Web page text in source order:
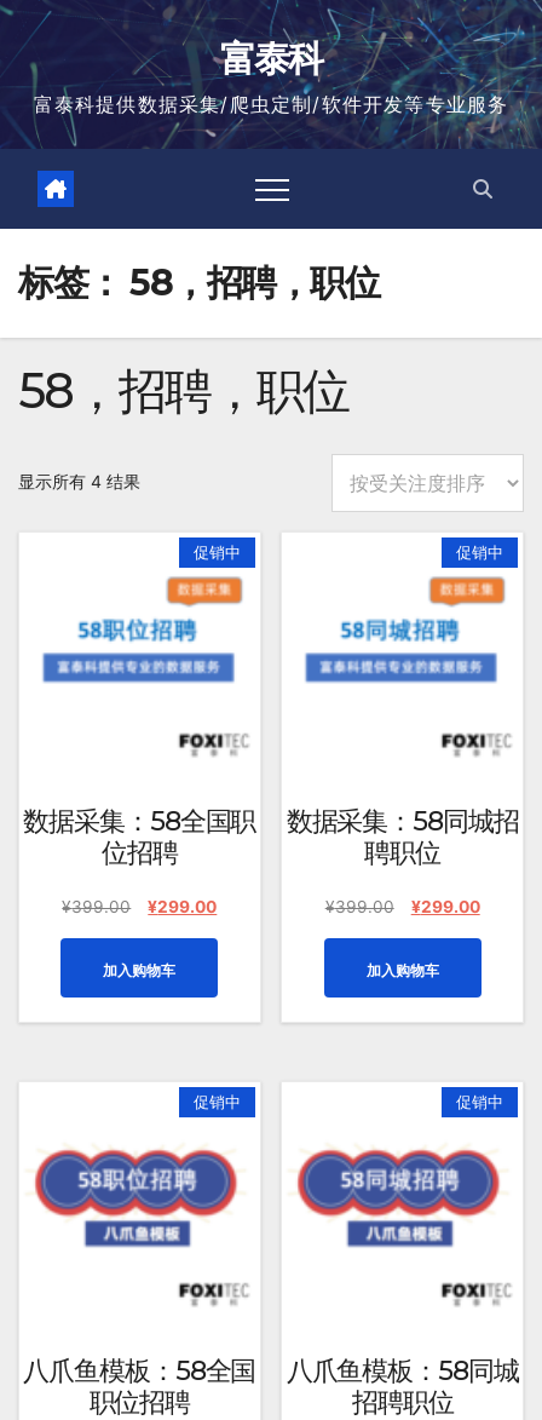
跳
富泰科
富泰科提供数据采集/爬虫定制/软件开发等专业服务
标签： 58，招聘，职位
58，招聘，职位
显示所有 4 结果按
评
序
促销中
数据采集：58全国职
位招聘
¥399.00
原
¥399.00。
¥299.00当
为：
¥299.00。
加入购物车
促销中
数据采集：58同城招
聘职位
¥399.00
原
¥399.00。
¥299.00当
为：
加入购物车
促销中
八爪鱼模板：58全国
职位招聘
促销中
八爪鱼模板：58同城
招聘职位